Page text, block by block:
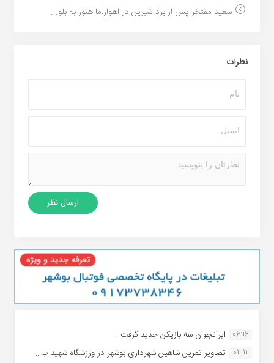
سعید مفتخر پس از برد شیرین در اهواز:ما هنوز به بلو...
نظرات
06:16 ایرانجوان سه بازیکن جدید گرفت...
02:11
تصاویر تمرین شاهین شهردارى بوشهر در ورزشگاه شهید ب...